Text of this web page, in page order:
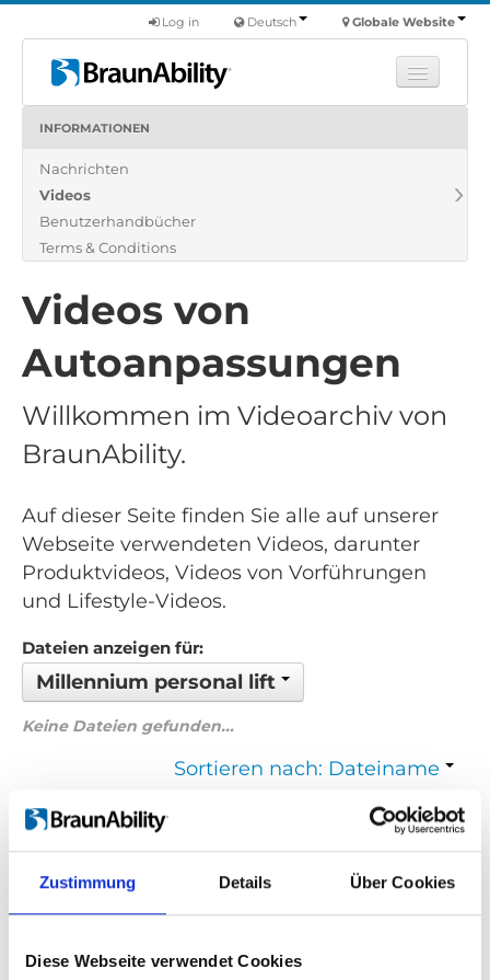
Zustimmung Details Über Cookies
Diese Webseite verwendet Cookies
Globale Website
Deutsch
Log in
Produkte
Über uns
Finde einen Händler
INFORMATIONEN
Nachrichten
Videos
Benutzerhandbücher
Terms & Conditions
Videos von
Autoanpassungen
Willkommen im Videoarchiv von
BraunAbility.
Auf dieser Seite finden Sie alle auf unserer
Webseite verwendeten Videos, darunter
Produktvideos, Videos von Vorführungen
und Lifestyle-Videos.
Dateien anzeigen für:
Millennium personal lift
Keine Dateien gefunden...
Sortieren nach: Dateiname
Zurück
Wenn Sie nach einem Video zu einem bestimmten Produkt